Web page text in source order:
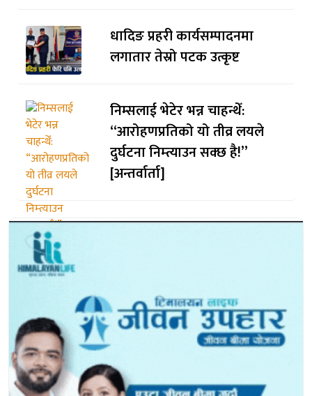
धादिङ प्रहरी कार्यसम्पादनमा
लगातार तेस्रो पटक उत्कृष्ट
निम्सलाई भेटेर भन्न चाहन्थेँ:
“आरोहणप्रतिको यो तीव्र लयले
दुर्घटना निम्त्याउन सक्छ है!”
[अन्तर्वार्ता]